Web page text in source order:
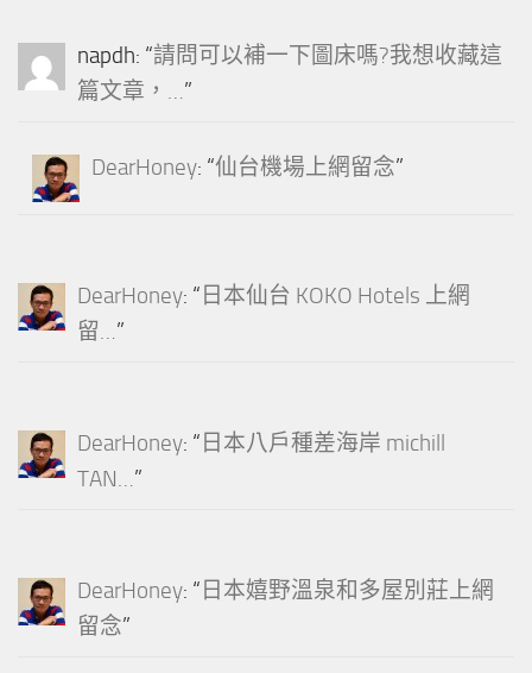
napdh: “請問可以補一下圖床嗎?我想收藏這
篇文章，…”
DearHoney: “仙台機場上網留念”
DearHoney: “ 日本仙台 KOKO Hotels 上網
留…”
DearHoney: “ 日本八戶種差海岸 michill
TAN…”
DearHoney: “ 日本嬉野溫泉和多屋別莊上網
留念”